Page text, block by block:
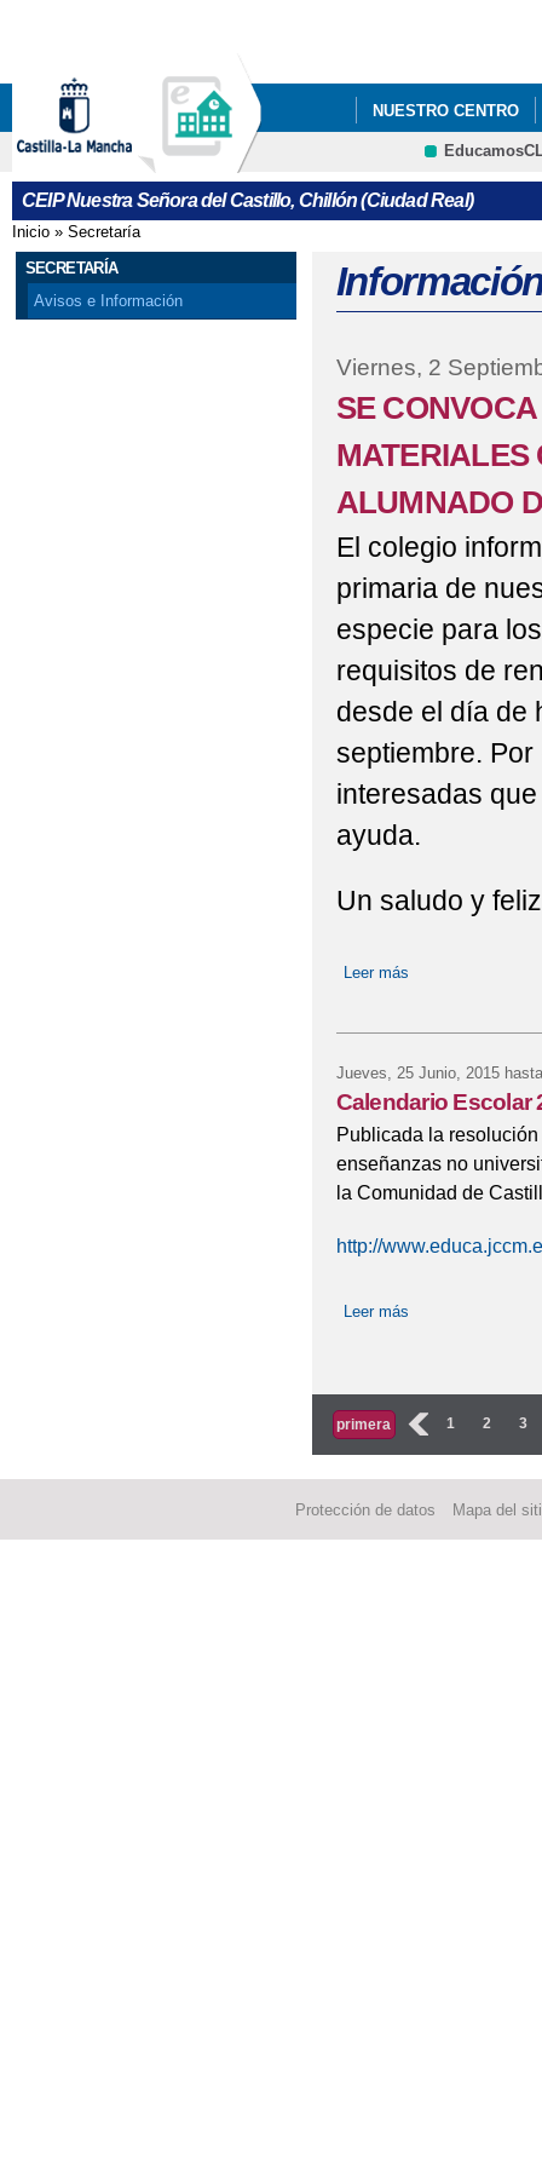
NUESTRO CENTRO
ADMISIÓN 2022/2023
AYUDA DE LIBROS
HISTORIA "UNA
INFORMACIÓN
NATURALIZA
PROYECTO DE
CRFP
CEIP Nuestra Señora del Castillo, Chillón (Ciudad Real)
Se encuentra usted aquí
Inicio » Secretaría
SECRETARÍA
Avisos e Información
Viernes, 2
SE
MATERIALES
ALUMNADO
El colegio
primaria de
especie para
requisitos de
desde el día de
septiembre.
interesadas
ayuda.
Un saludo y
Leer más
Jueves, 25 Junio, 2015
Calendario Escolar
Publicada la
enseñanzas no
la Comunidad de
http://
Leer más
Páginas
primera ‹ 1 2 3
Protección de datos Mapa del